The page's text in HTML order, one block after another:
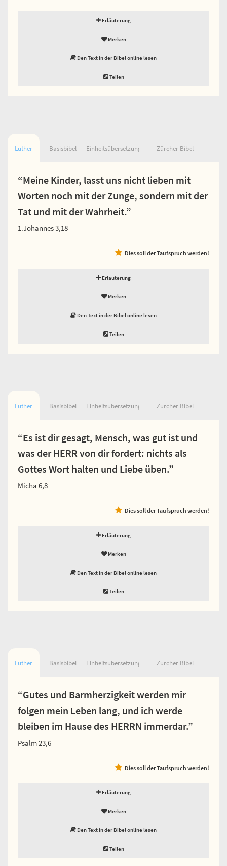
Erläuterung
Merken
Den Text in der Bibel online lesen
Teilen
Luther Basisbibel Einheitsübersetzung Zürcher Bibel
“Meine Kinder, lasst uns nicht lieben mit
Worten noch mit der Zunge, sondern mit der
Tat und mit der Wahrheit.”
1.Johannes 3,18
Dies soll der Taufspruch werden!
Erläuterung
Merken
Den Text in der Bibel online lesen
Teilen
Luther Basisbibel Einheitsübersetzung Zürcher Bibel
“Es ist dir gesagt, Mensch, was gut ist und
was der HERR von dir fordert: nichts als
Gottes Wort halten und Liebe üben.”
Micha 6,8
Dies soll der Taufspruch werden!
Erläuterung
Merken
Den Text in der Bibel online lesen
Teilen
Luther Basisbibel Einheitsübersetzung Zürcher Bibel
“Gutes und Barmherzigkeit werden mir
folgen mein Leben lang, und ich werde
bleiben im Hause des HERRN immerdar.”
Psalm 23,6
Dies soll der Taufspruch werden!
Erläuterung
Merken
Den Text in der Bibel online lesen
Teilen